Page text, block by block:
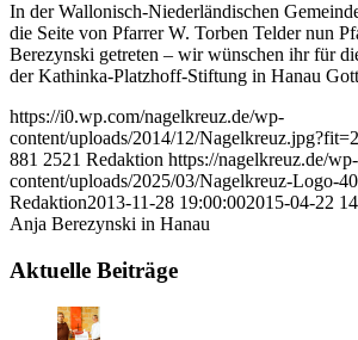
In der Wallonisch-Niederländischen
die Seite von Pfarrer W. Torben Telder nun
Berezynski getreten – wir wünschen ihr für
der Kathinka-Platzhoff-Stiftung in Hanau
https://i0.wp.com/nagelkreuz.de/wp-
content/uploads/2014/12/
881 2521 Redaktion https://nagelkreuz.de/wp-
content/uploads/2025/03/Nagelkreuz-Logo-
Redaktion2013-11-28 19:00:002015-04-22
Anja Berezynski in Hanau
Aktuelle Beiträge